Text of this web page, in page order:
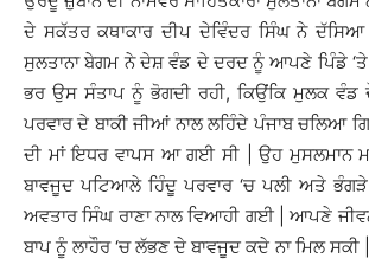
ਦੇ ਸਕੱਤਰ ਕਥਾਕਾਰ ਦੀਪ ਦੇਵਿੰਦਰ ਸਿੰਘ ਨੇ
ਸੁਲਤਾਨਾ ਬੇਗਮ ਨੇ ਦੇਸ਼ ਵੰਡ ਦੇ ਦਰਦ ਨੂੰ ਆਪਣੇ ਪਿੰਡੇ
ਭਰ ਉਸ ਸੰਤਾਪ ਨੂੰ ਭੋਗਦੀ ਰਹੀ, ਕਿਉਂਕਿ ਮੁਲਕ ਵੰਡ
ਪਰਵਾਰ ਦੇ ਬਾਕੀ ਜੀਆਂ ਨਾਲ ਲਹਿੰਦੇ ਪੰਜਾਬ ਚਲਿਆ
ਦੀ ਮਾਂ ਇਧਰ ਵਾਪਸ ਆ ਗਈ ਸੀ | ਉਹ ਮੁਸਲਮਾਨ
ਬਾਵਜੂਦ ਪਟਿਆਲੇ ਹਿੰਦੂ ਪਰਵਾਰ ‘ਚ ਪਲੀ ਅਤੇ
ਅਵਤਾਰ ਸਿੰਘ ਰਾਣਾ ਨਾਲ ਵਿਆਹੀ ਗਈ | ਆਪਣੇ
ਬਾਪ ਨੂੰ ਲਾਹੌਰ ‘ਚ ਲੱਭਣ ਦੇ ਬਾਵਜੂਦ ਕਦੇ ਨਾ ਮਿਲ ਸਕੀ